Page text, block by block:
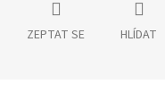
ZEPTAT SE HLÍDAT